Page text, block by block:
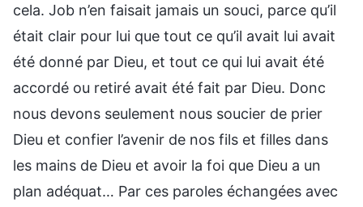
cela. Job n’en faisait jamais un souci, parce qu’il
était clair pour lui que tout ce qu’il avait lui avait
été donné par Dieu, et tout ce qui lui avait été
accordé ou retiré avait été fait par Dieu. Donc
nous devons seulement nous soucier de prier
Dieu et confier l’avenir de nos fils et filles dans
les mains de Dieu et avoir la foi que Dieu a un
plan adéquat… Par ces paroles échangées avec